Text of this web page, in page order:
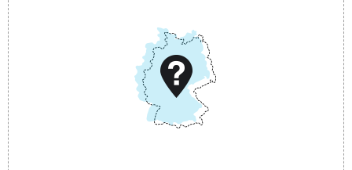
thorsten.klemt@extraraum.de
DMG Aktiengesellschaft
Schieferstein 11A